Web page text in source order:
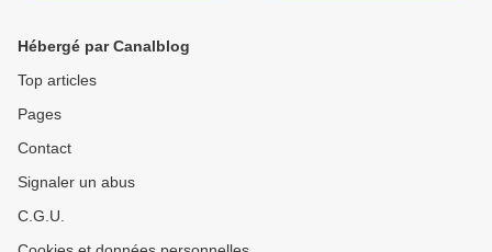
Hébergé par Canalblog
Top articles
Pages
Contact
Signaler un abus
C.G.U.